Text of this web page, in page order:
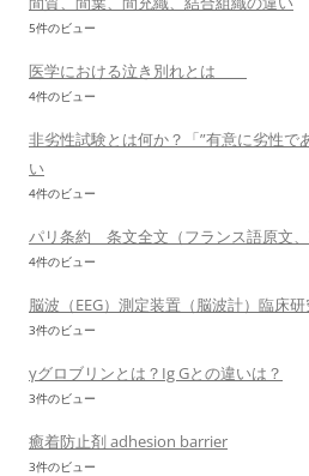
5件のビュー
医学における泣き別れとは
4件のビュー
非劣性試験とは何か？「”有意に劣性で
い
4件のビュー
パリ条約 条文全文（フランス語原文、
4件のビュー
脳波（EEG）測定装置（脳波計）臨床研
3件のビュー
γグロブリンとは？Ig Gとの違いは？
3件のビュー
癒着防止剤 adhesion barrier
3件のビュー